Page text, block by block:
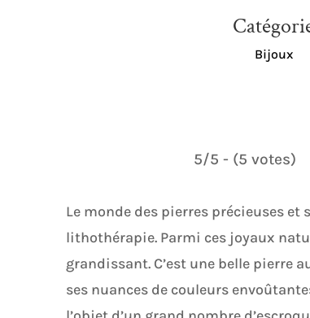
Bijoux
5/5 - (5 votes)
Le monde des pierres précieuses
lithothérapie. Parmi ces joyaux
grandissant. C’est une belle pierre
ses nuances de couleurs